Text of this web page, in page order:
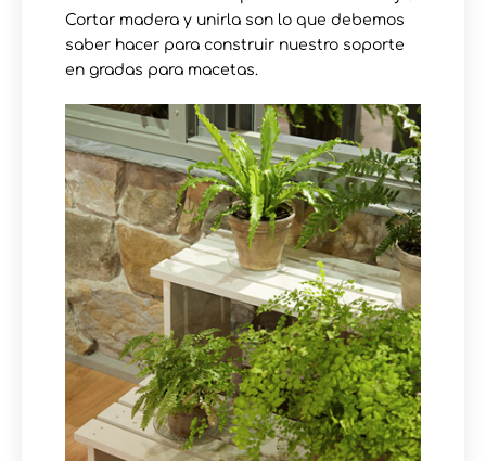
Cortar madera y unirla son lo que debemos
saber hacer para construir nuestro soporte
en gradas para macetas.